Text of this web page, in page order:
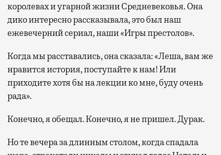
королевах и угарной жизни Средневековья. Она
дико интересно рассказывала, это был наш
ежевечерний сериал, наши «Игры престолов».
Когда мы расставались, она сказала: «Леша, вам же
нравится история, поступайте к нам! Или
приходите хотя бы на лекции ко мне, буду очень
рада».
Конечно, я обещал. Конечно, я не пришел. Дурак.
Но те вечера за длинным столом, когда спадала